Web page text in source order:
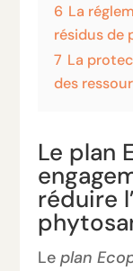
6 La
résidus de
7 La
des
Le plan
réduire
Leplan